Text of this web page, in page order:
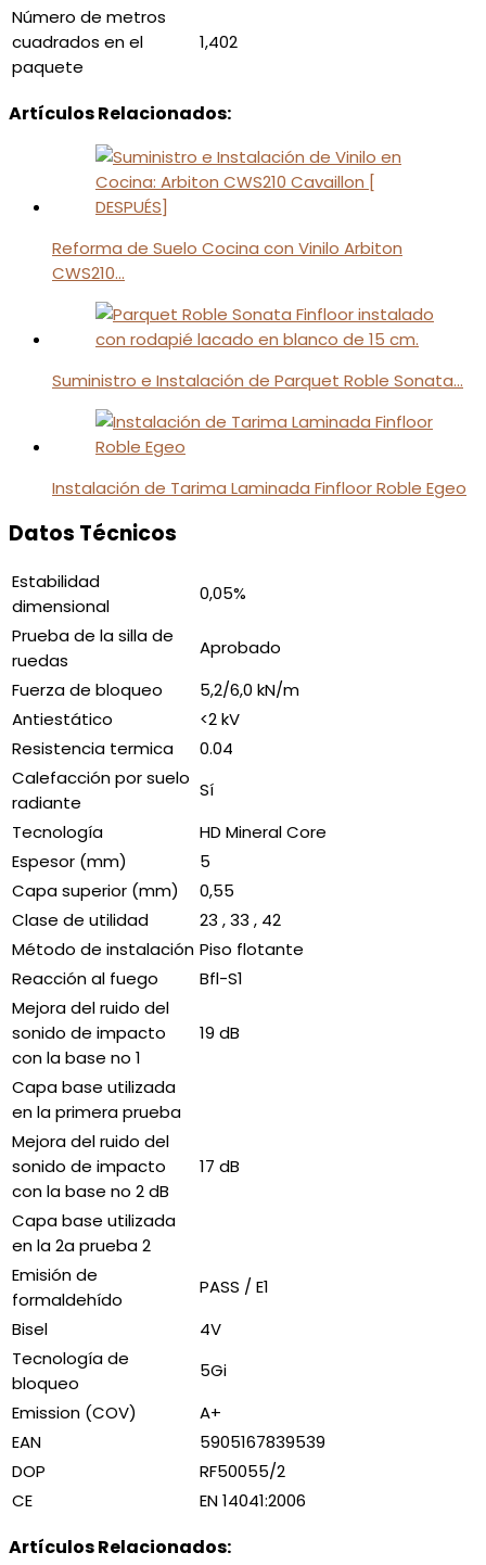
Número de metros
cuadrados en el
paquete
1,402
Artículos Relacionados:
Reforma de Suelo Cocina con Vinilo Arbiton
CWS210…
Suministro e Instalación de Parquet Roble Sonata…
Instalación de Tarima Laminada Finfloor Roble Egeo
Datos Técnicos
Estabilidad
dimensional
0,05%
Prueba de la silla de
ruedas
Aprobado
Fuerza de bloqueo
5,2/6,0 kN/m
Antiestático
<2 kV
Resistencia termica
0.04
Calefacción por suelo
radiante
Sí
Tecnología
HD Mineral Core
Espesor (mm)
5
Capa superior (mm)
0,55
Clase de utilidad
23 , 33 , 42
Método de instalación Piso flotante
Reacción al fuego
Bfl-S1
Mejora del ruido del
sonido de impacto
con la base no 1
19 dB
Capa base utilizada
en la primera prueba
Mejora del ruido del
sonido de impacto
con la base no 2 dB
17 dB
Capa base utilizada
en la 2a prueba 2
Emisión de
formaldehído
PASS / E1
Bisel
4V
Tecnología de
bloqueo
5Gi
Emission (COV)
A+
EAN
5905167839539
DOP
RF50055/2
CE
EN 14041:2006
Artículos Relacionados: